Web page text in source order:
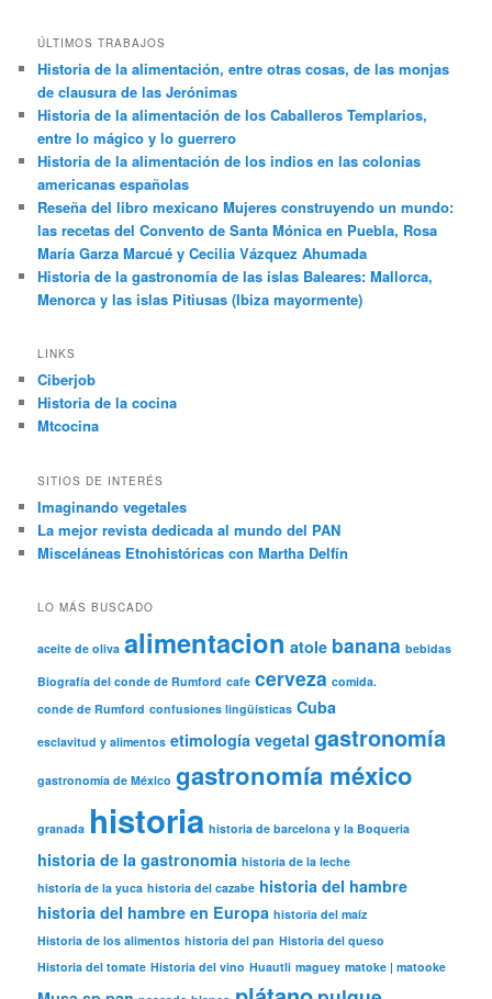
ÚLTIMOS TRABAJOS
Historia de la alimentación, entre otras cosas, de las monjas
de clausura de las Jerónimas
Historia de la alimentación de los Caballeros Templarios,
entre lo mágico y lo guerrero
Historia de la alimentación de los indios en las colonias
americanas españolas
Reseña del libro mexicano Mujeres construyendo un mundo:
las recetas del Convento de Santa Mónica en Puebla, Rosa
María Garza Marcué y Cecilia Vázquez Ahumada
Historia de la gastronomía de las islas Baleares: Mallorca,
Menorca y las islas Pitiusas (Ibiza mayormente)
LINKS
Ciberjob
Historia de la cocina
Mtcocina
SITIOS DE INTERÉS
Imaginando vegetales
La mejor revista dedicada al mundo del PAN
Misceláneas Etnohistóricas con Martha Delfín
LO MÁS BUSCADO
aceite de oliva alimentacion atole banana bebidas
Biografía del conde de Rumford cafe cerveza comida.
conde de Rumford confusiones lingüísticas Cuba
esclavitud y alimentos etimología vegetal gastronomía
gastronomía de México gastronomía méxico
granada historia historia de barcelona y la Boqueria
historia de la gastronomia historia de la leche
historia de la yuca historia del cazabe historia del hambre
historia del hambre en Europa historia del maíz
Historia de los alimentos historia del pan Historia del queso
Historia del tomate Historia del vino Huautli maguey matoke | matooke